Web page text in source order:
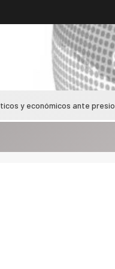
ante presiones de